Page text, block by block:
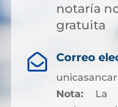
notaría
gratuita
 Correo
Nota:La